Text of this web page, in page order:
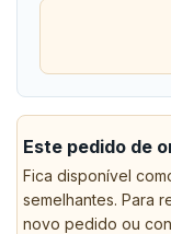
Este pedido de
Fica disponível
semelhantes. Para
novo pedido ou